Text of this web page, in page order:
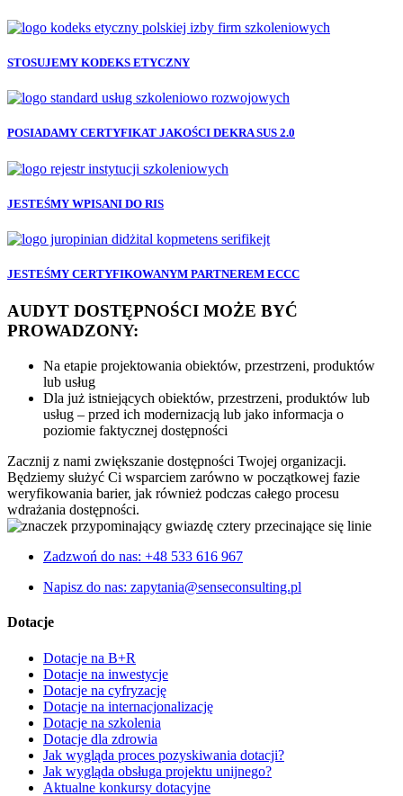
STOSUJEMY KODEKS ETYCZNY
POSIADAMY CERTYFIKAT JAKOŚCI DEKRA SUS 2.0
JESTEŚMY WPISANI DO RIS
JESTEŚMY CERTYFIKOWANYM PARTNEREM ECCC
AUDYT DOSTĘPNOŚCI MOŻE BYĆ
PROWADZONY:
Na etapie projektowania obiektów, przestrzeni, produktów
lub usług
Dla już istniejących obiektów, przestrzeni, produktów lub
usług – przed ich modernizacją lub jako informacja o
poziomie faktycznej dostępności
Zacznij z nami zwiększanie dostępności Twojej organizacji.
Będziemy służyć Ci wsparciem zarówno w początkowej fazie
weryfikowania barier, jak również podczas całego procesu
wdrażania dostępności.
Zadzwoń do nas: +48 533 616 967
Napisz do nas: zapytania@senseconsulting.pl
Dotacje
Dotacje na B+R
Dotacje na inwestycje
Dotacje na cyfryzację
Dotacje na internacjonalizację
Dotacje na szkolenia
Dotacje dla zdrowia
Jak wygląda proces pozyskiwania dotacji?
Jak wygląda obsługa projektu unijnego?
Aktualne konkursy dotacyjne